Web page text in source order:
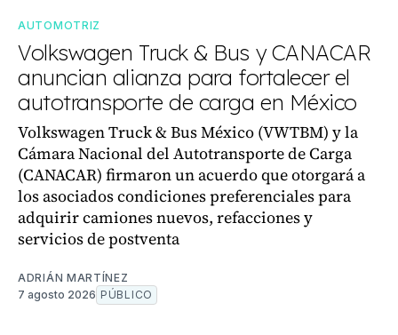
AUTOMOTRIZ
Volkswagen Truck & Bus y CANACAR
anuncian alianza para fortalecer el
autotransporte de carga en México
Volkswagen Truck & Bus México (VWTBM) y la
Cámara Nacional del Autotransporte de Carga
(CANACAR) firmaron un acuerdo que otorgará a
los asociados condiciones preferenciales para
adquirir camiones nuevos, refacciones y
servicios de postventa
ADRIÁN MARTÍNEZ
7 agosto 2026 PÚBLICO